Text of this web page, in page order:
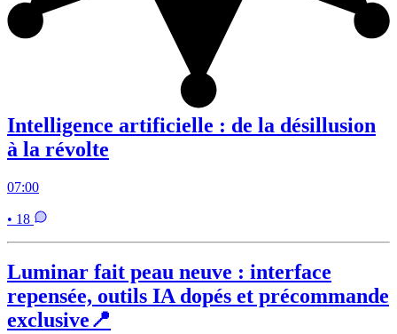
Intelligence artificielle : de la désillusion
à la révolte
07:00
• 18
Luminar fait peau neuve : interface
repensée, outils IA dopés et précommande
exclusive📍